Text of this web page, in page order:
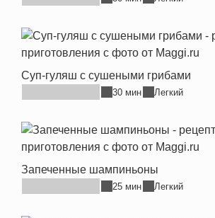
Суп-гуляш с сушеными грибами
30 мин Легкий
Запеченные шампиньоны
25 мин Легкий